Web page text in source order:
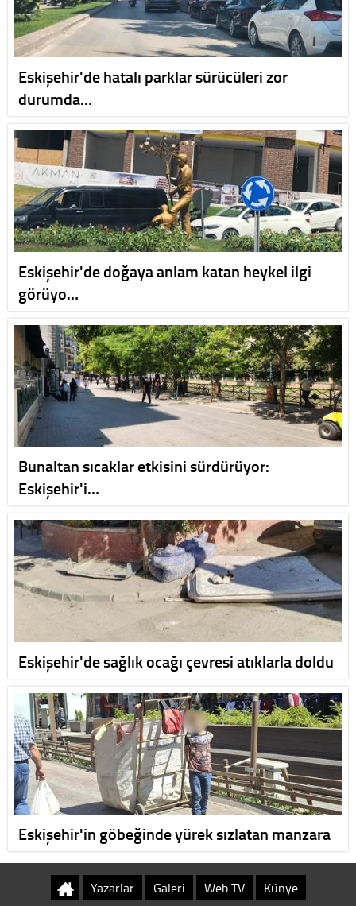
Eskişehir'de hatalı parklar sürücüleri zor
durumda…
Eskişehir'de doğaya anlam katan heykel ilgi
görüyo…
Bunaltan sıcaklar etkisini sürdürüyor:
Eskişehir'i…
Eskişehir'de sağlık ocağı çevresi atıklarla doldu
Eskişehir'in göbeğinde yürek sızlatan manzara
Yazarlar Galeri Web TV Künye